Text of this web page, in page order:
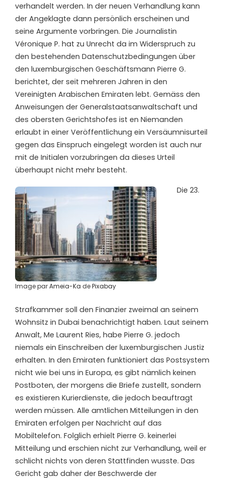
verhandelt werden. In der neuen Verhandlung kann
der Angeklagte dann persönlich erscheinen und
seine Argumente vorbringen. Die Journalistin
Véronique P. hat zu Unrecht da im Widerspruch zu
den bestehenden Datenschutzbedingungen über
den luxemburgischen Geschäftsmann Pierre G.
berichtet, der seit mehreren Jahren in den
Vereinigten Arabischen Emiraten lebt. Gemäss den
Anweisungen der Generalstaatsanwaltschaft und
des obersten Gerichtshofes ist en Niemanden
erlaubt in einer Veröffentlichung ein Versäumnisurteil
gegen das Einspruch eingelegt worden ist auch nur
mit de Initialen vorzubringen da dieses Urteil
überhaupt nicht mehr besteht.
Image parAmeia-Ka dePixabay
Die 23.
Strafkammer soll den Finanzier zweimal an seinem
Wohnsitz in Dubai benachrichtigt haben. Laut seinem
Anwalt, Me Laurent Ries, habe Pierre G. jedoch
niemals ein Einschreiben der luxemburgischen Justiz
erhalten. In den Emiraten funktioniert das Postsystem
nicht wie bei uns in Europa, es gibt nämlich keinen
Postboten, der morgens die Briefe zustellt, sondern
es existieren Kurierdienste, die jedoch beauftragt
werden müssen. Alle amtlichen Mitteilungen in den
Emiraten erfolgen per Nachricht auf das
Mobiltelefon. Folglich erhielt Pierre G. keinerlei
Mitteilung und erschien nicht zur Verhandlung, weil er
schlicht nichts von deren Stattfinden wusste. Das
Gericht gab daher der Beschwerde der